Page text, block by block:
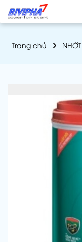
Trang chủ NHỚT